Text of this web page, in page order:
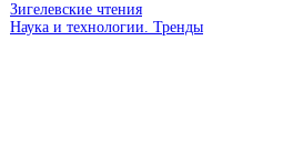
Зигелевские чтения
Наука и технологии. Тренды